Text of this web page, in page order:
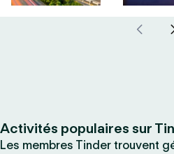
Activités populaires sur
Les membres Tinder trouvent